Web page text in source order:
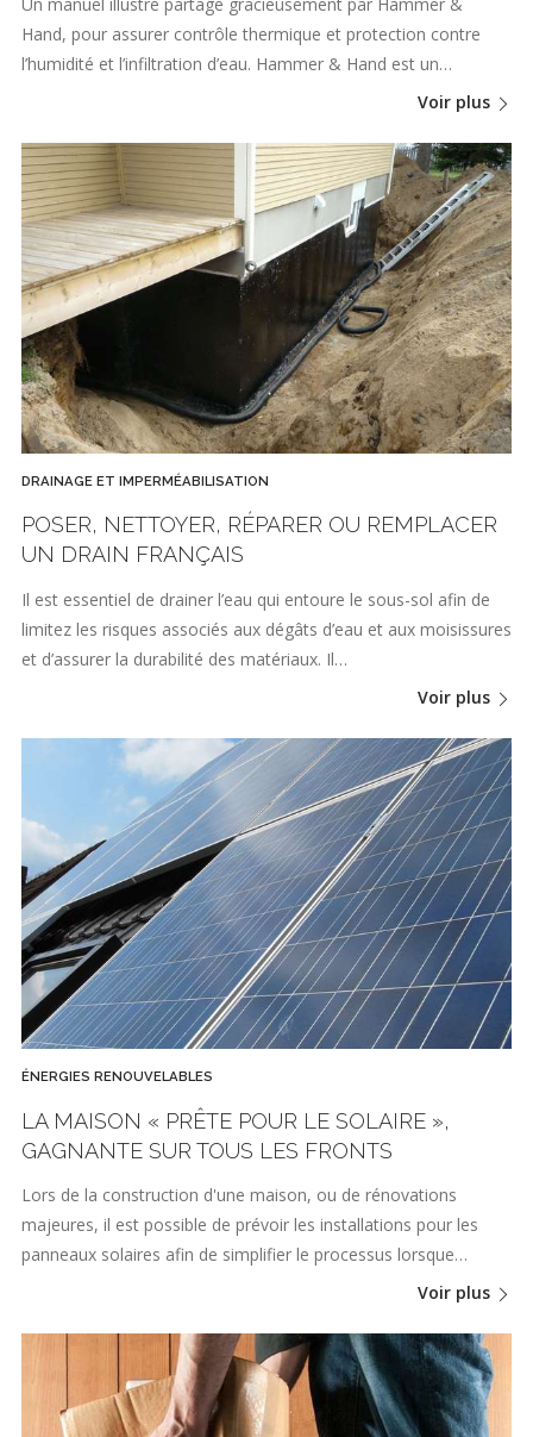
Hand, pour assurer contrôle thermique et protection contre
l’humidité et l’infiltration d’eau. Hammer & Hand est un…
Voir plus
DRAINAGE ET IMPERMÉABILISATION
POSER, NETTOYER, RÉPARER OU REMPLACER
UN DRAIN FRANÇAIS
Il est essentiel de drainer l’eau qui entoure le sous-sol afin de
limitez les risques associés aux dégâts d’eau et aux moisissures
et d’assurer la durabilité des matériaux. Il…
Voir plus
ÉNERGIES RENOUVELABLES
LA MAISON « PRÊTE POUR LE SOLAIRE »,
GAGNANTE SUR TOUS LES FRONTS
Lors de la construction d'une maison, ou de rénovations
majeures, il est possible de prévoir les installations pour les
panneaux solaires afin de simplifier le processus lorsque…
Voir plus